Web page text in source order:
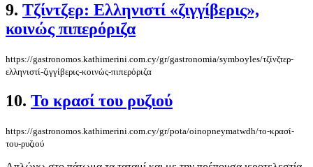
9. Τζίντζερ: Ελληνιστί «ζιγγίβερις»,
κοινώς πιπερόριζα
https://gastronomos.kathimerini.com.cy/gr/gastronomia/symboyles/τζίνζτερ-
ελληνιστί-ζιγγίβερις-κοινώς-πιπερόριζα
10. Το κρασί του ρυζιού
https://gastronomos.kathimerini.com.cy/gr/pota/oinopneymatwdh/το-κρασί-
του-ρυζιού